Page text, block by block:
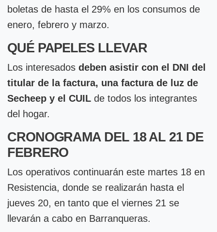
boletas de hasta el 29% en los consumos de
enero, febrero y marzo.
QUÉ PAPELES LLEVAR
Los interesados deben asistir con el DNI del
titular de la factura, una factura de luz de
Secheep y el CUIL de todos los integrantes
del hogar.
CRONOGRAMA DEL 18 AL 21 DE
FEBRERO
Los operativos continuarán este martes 18 en
Resistencia, donde se realizarán hasta el
jueves 20, en tanto que el viernes 21 se
llevarán a cabo en Barranqueras.